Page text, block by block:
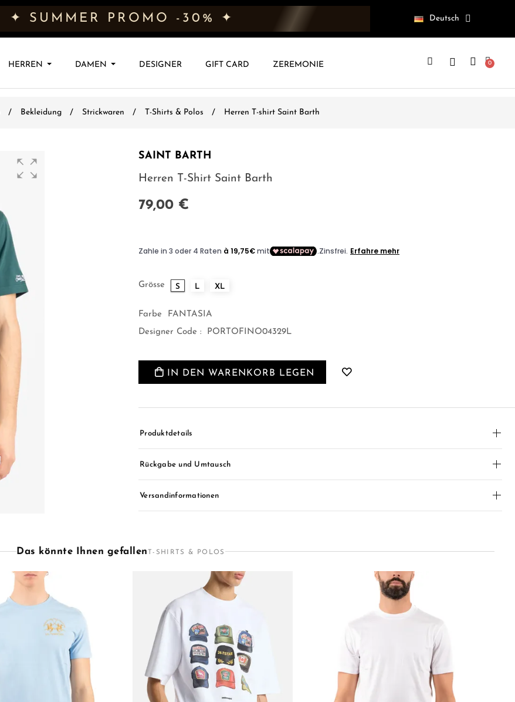
✦ SUMMER PROMO -30% ✦ Deutsch
HERREN DAMEN DESIGNER GIFT CARD ZEREMONIE
Bekleidung Strickwaren T-Shirts & Polos Herren T-shirt Saint Barth
SAINT BARTH
Herren T-Shirt Saint Barth
79,00 €
Grösse S L XL
Farbe
FANTASIA
Designer Code :
PORTOFINO04329L
IN DEN WARENKORB LEGEN
Produktdetails
Rückgabe und Umtausch
Versandinformationen
Das könnte Ihnen gefallenT-SHIRTS & POLOS